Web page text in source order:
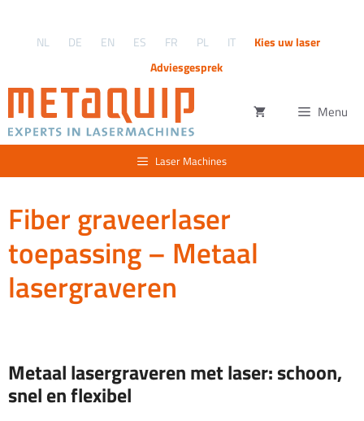
NL DE EN ES FR PL IT
Kies uw laser
Adviesgesprek
Menu
Laser Machines
Fiber graveerlaser
toepassing – Metaal
lasergraveren
Metaal lasergraveren met laser: schoon,
snel en flexibel